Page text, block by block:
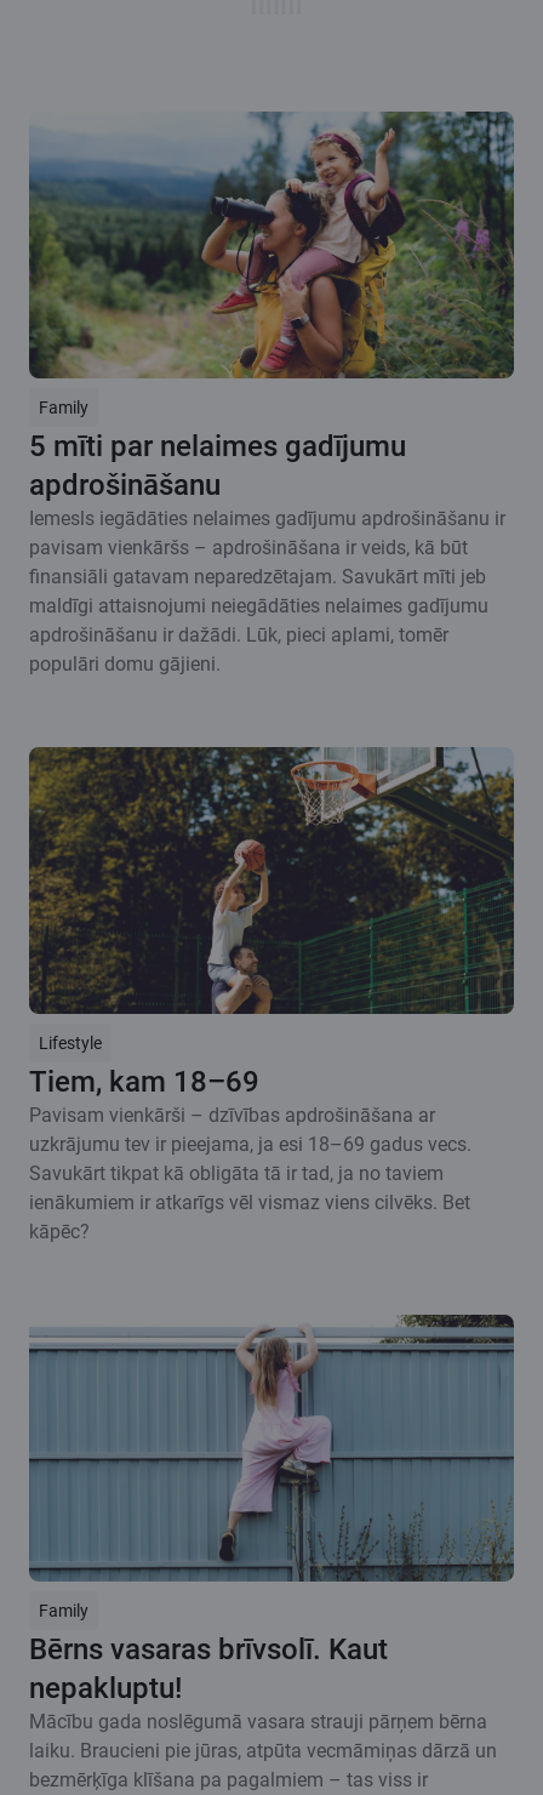
Family
5 mīti par nelaimes gadījumu
apdrošināšanu
Iemesls iegādāties nelaimes gadījumu apdrošināšanu ir
pavisam vienkāršs – apdrošināšana ir veids, kā būt
finansiāli gatavam neparedzētajam. Savukārt mīti jeb
maldīgi attaisnojumi neiegādāties nelaimes gadījumu
apdrošināšanu ir dažādi. Lūk, pieci aplami, tomēr
populāri domu gājieni.
Lifestyle
Tiem, kam 18–69
Pavisam vienkārši – dzīvības apdrošināšana ar
uzkrājumu tev ir pieejama, ja esi 18–69 gadus vecs.
Savukārt tikpat kā obligāta tā ir tad, ja no taviem
ienākumiem ir atkarīgs vēl vismaz viens cilvēks. Bet
kāpēc?
Family
Bērns vasaras brīvsolī. Kaut
nepakluptu!
Mācību gada noslēgumā vasara strauji pārņem bērna
laiku. Braucieni pie jūras, atpūta vecmāmiņas dārzā un
bezmērķīga klīšana pa pagalmiem – tas viss ir